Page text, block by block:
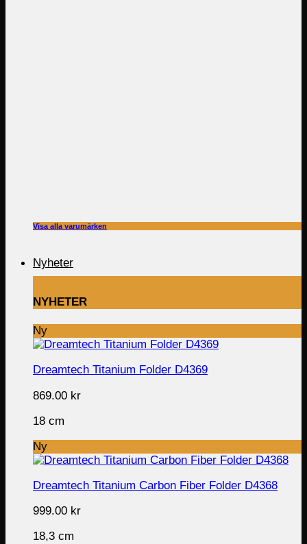
Visa alla varumärken
Nyheter
NYHETER
Ny
Dreamtech Titanium Folder D4369
869.00 kr
18 cm
Ny
Dreamtech Titanium Carbon Fiber Folder D4368
999.00 kr
18,3 cm